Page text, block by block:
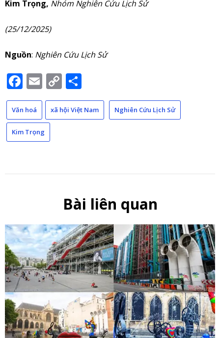
Kim Trọng, Nhóm Nghiên Cứu Lịch Sử
(25/12/2025)
Nguồn: Nghiên Cứu Lịch Sử
Facebook
Email
Copy
Link
Văn hoá xã hội Việt Nam Nghiên Cứu Lịch Sử
Kim Trọng
Bài liên quan